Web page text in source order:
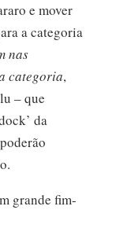
e mover
a categoria
nas
categoria,
– que
da
grande fim-